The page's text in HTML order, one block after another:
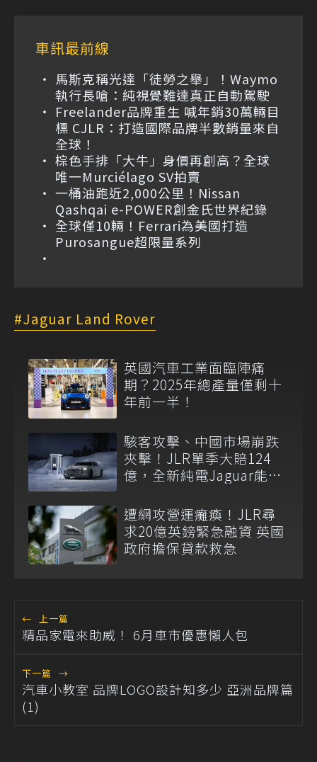
車訊最前線
馬斯克稱光達「徒勞之舉」！Waymo
執行長嗆：純視覺難達真正自動駕駛
Freelander品牌重生 喊年銷30萬輛目
標 CJLR：打造國際品牌半數銷量來自
全球！
棕色手排「大牛」身價再創高？全球
唯一Murciélago SV拍賣
一桶油跑近2,000公里！Nissan
Qashqai e-POWER創金氏世界紀錄
全球僅10輛！Ferrari為美國打造
Purosangue超限量系列
Jaguar Land Rover
英國汽車工業面臨陣痛
期？2025年總產量僅剩十
年前一半！
駭客攻擊、中國市場崩跌
夾擊！JLR單季大賠124
億，全新純電Jaguar能否
遭網攻營運癱瘓！JLR尋
求20億英鎊緊急融資 英國
政府擔保貸款救急
← 上一篇
精品家電來助威！ 6月車市優惠懶人包
下一篇 →
汽車小教室 品牌LOGO設計知多少 亞洲品牌篇
(1)